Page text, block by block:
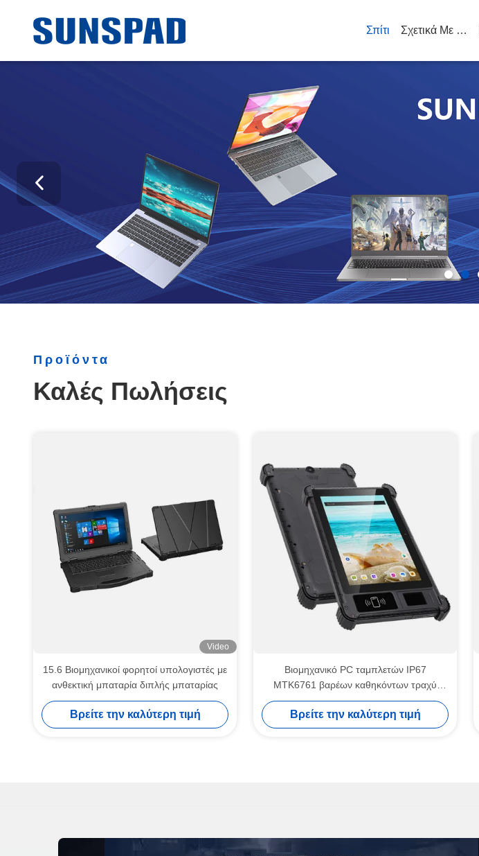
Σπίτι Σχετικά Με Εμάς
Προϊόντα
Καλές Πωλήσεις
Video
15.6 Βιομηχανικοί φορητοί υπολογιστές με
ανθεκτική μπαταρία διπλής μπαταρίας
Βρείτε την καλύτερη τιμή
Βιομηχανικό PC ταμπλετών IP67
MTK6761 βαρέων καθηκόντων τραχύ
αδιάβροχο φορητό
Βρείτε την καλύτερη τιμή